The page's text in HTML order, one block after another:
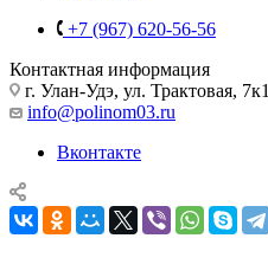
+7 (967) 620-56-56
Контактная информация
г. Улан-Удэ, ул. Трактовая, 7к1
info@polinom03.ru
Вконтакте